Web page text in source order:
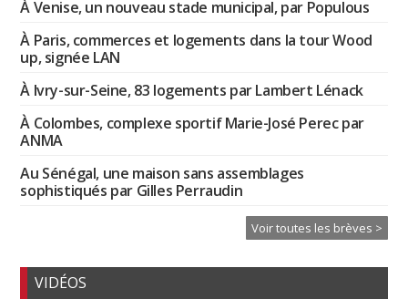
À Venise, un nouveau stade municipal, par Populous
À Paris, commerces et logements dans la tour Wood
up, signée LAN
À Ivry-sur-Seine, 83 logements par Lambert Lénack
À Colombes, complexe sportif Marie-José Perec par
ANMA
Au Sénégal, une maison sans assemblages
sophistiqués par Gilles Perraudin
Voir toutes les brèves >
VIDÉOS